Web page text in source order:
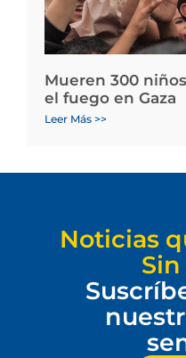
Mueren 300
el fuego en Gaza
Leer Más >>
Noticias